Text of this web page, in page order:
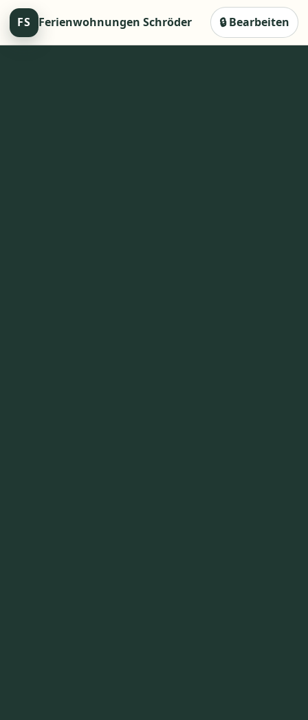
FS Ferienwohnungen Schröder 🔒 Bearbeiten